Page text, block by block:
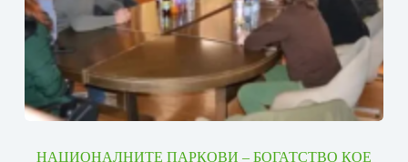
НАЦИОНАЛНИТЕ ПАРКОВИ – БОГАТСТВО КОЕ